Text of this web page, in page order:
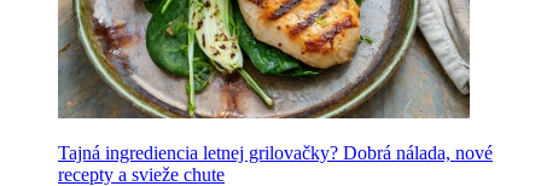
Tajná ingrediencia letnej grilovačky? Dobrá nálada, nové
recepty a svieže chute